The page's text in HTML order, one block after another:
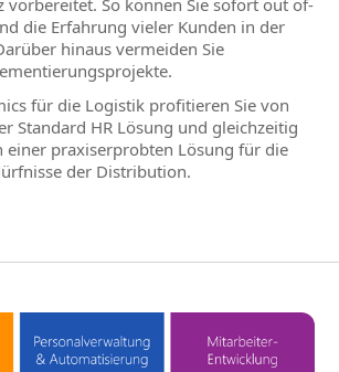
vorbereitet. So können Sie sofort out of-
die Erfahrung vieler Kunden in der
hinaus vermeiden Sie
für die Logistik profitieren Sie von
Standard HR Lösung und gleichzeitig
einer praxiserprobten Lösung für die
der Distribution.